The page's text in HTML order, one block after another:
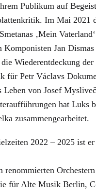
Publikum auf
Im Mai
‚Mein
Komponisten Jan
Wiederentdeckung
für Petr Václavs
Leben von Josef
hat Luks
zusammengearbeitet.
2022 – 2025 ist
für Alte Musik Berlin,